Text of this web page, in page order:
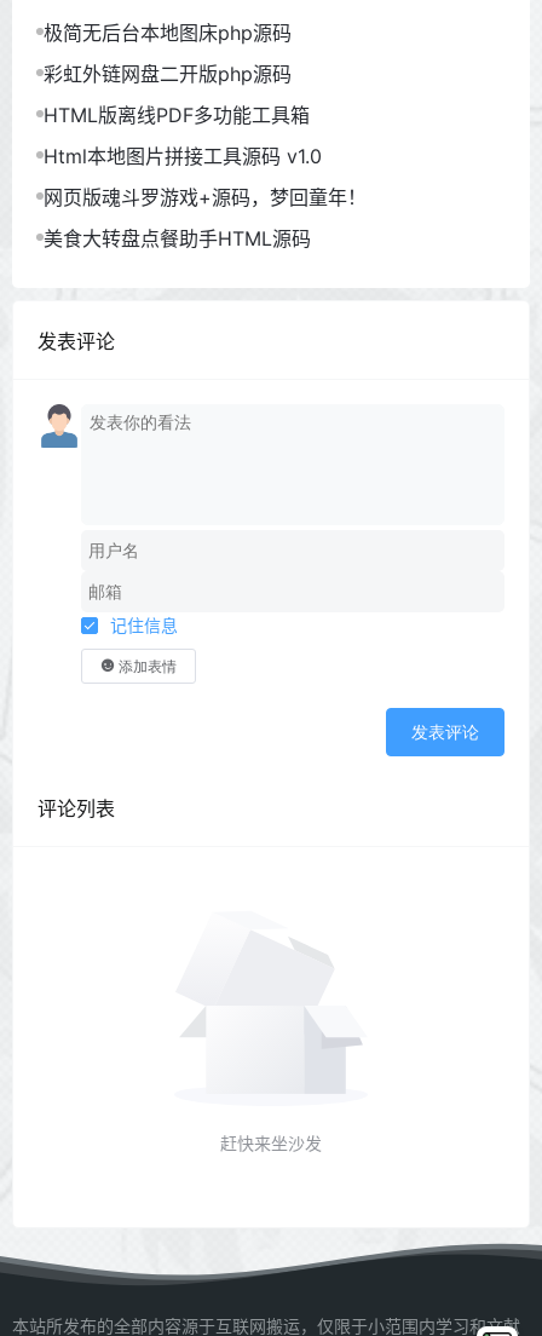
极简无后台本地图床php源码
彩虹外链网盘二开版php源码
HTML版离线PDF多功能工具箱
Html本地图片拼接工具源码 v1.0
网页版魂斗罗游戏+源码，梦回童年！
美食大转盘点餐助手HTML源码
发表评论
记住信息
添加表情
发表评论
评论列表
赶快来坐沙发
本站所发布的全部内容源于互联网搬运，仅限于小范围内学习和文献